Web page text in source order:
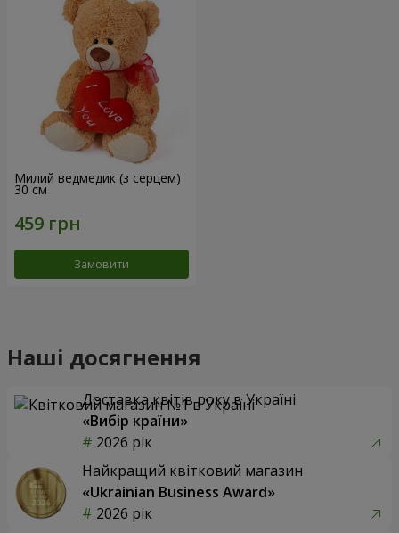
Милий ведмедик (з серцем)
30 см
Замовити
Наші досягнення
Доставка квітів року в Україні
«Вибір країни»
2026 рік
Найкращий квітковий магазин
«Ukrainian Business Award»
2026 рік